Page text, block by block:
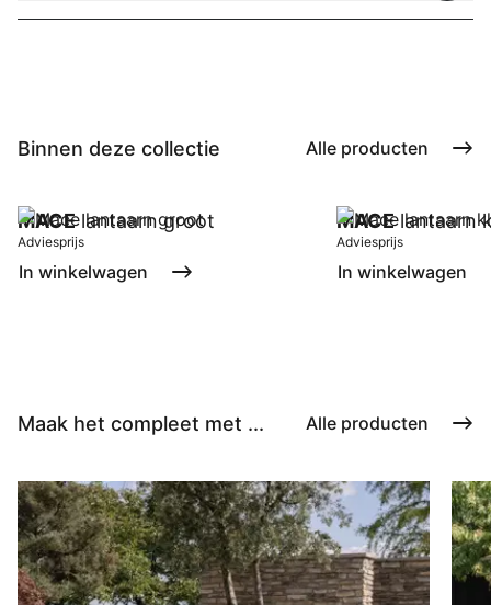
Binnen deze collectie Alle producten
MACElantaarn groot
Adviesprijs
In winkelwagen
MACElantaarn
Adviesprijs
In winkelwagen
Maak het compleet met ... Alle producten